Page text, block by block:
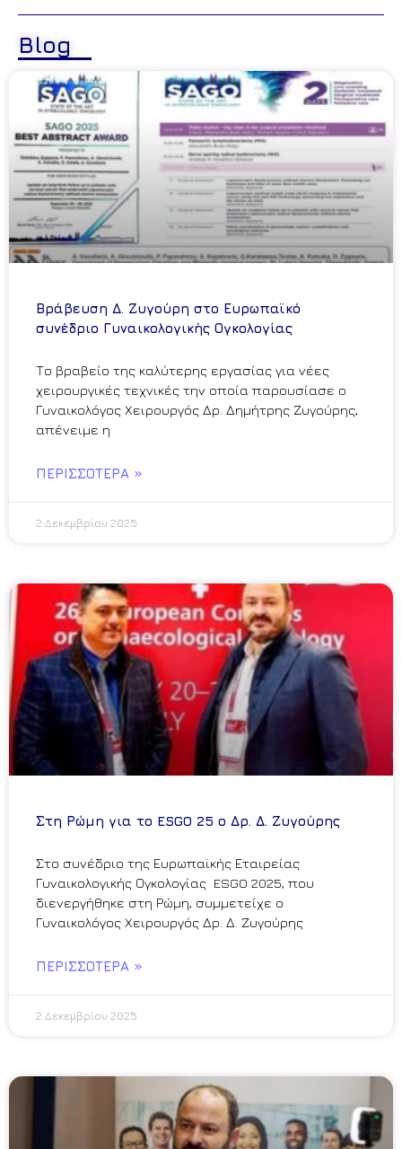
Blog
Βράβευση Δ. Ζυγούρη στο Ευρωπαϊκό
συνέδριο Γυναικολογικής Ογκολογίας
Το βραβείο της καλύτερης εργασίας για νέες
χειρουργικές τεχνικές την οποία παρουσίασε ο
Γυναικολόγος Χειρουργός Δρ. Δημήτρης Ζυγούρης,
απένειμε η
ΠΕΡΙΣΣΌΤΕΡΑ »
2 Δεκεμβρίου 2025
Στη Ρώμη για το ESGO 25 ο Δρ. Δ. Ζυγούρης
Στο συνέδριο της Ευρωπαϊκής Εταιρείας
Γυναικολογικής Ογκολογίας ESGO 2025, που
διενεργήθηκε στη Ρώμη, συμμετείχε ο
Γυναικολόγος Χειρουργός Δρ. Δ. Ζυγούρης
ΠΕΡΙΣΣΌΤΕΡΑ »
2 Δεκεμβρίου 2025